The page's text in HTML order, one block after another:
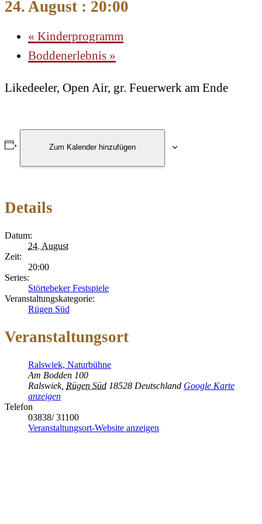
24. August : 20:00
« Kinderprogramm
Boddenerlebnis »
Likedeeler, Open Air, gr. Feuerwerk am Ende
Zum Kalender hinzufügen
Details
Datum:
24. August
Zeit:
20:00
Series:
Störtebeker Festspiele
Veranstaltungskategorie:
Rügen Süd
Veranstaltungsort
Ralswiek, Naturbühne
Am Bodden 100
Ralswiek, Rügen Süd 18528 Deutschland Google Karte
anzeigen
Telefon
03838/ 31100
Veranstaltungsort-Website anzeigen